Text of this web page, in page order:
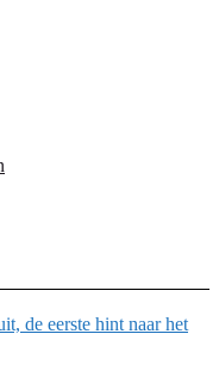
de eerste hint naar het